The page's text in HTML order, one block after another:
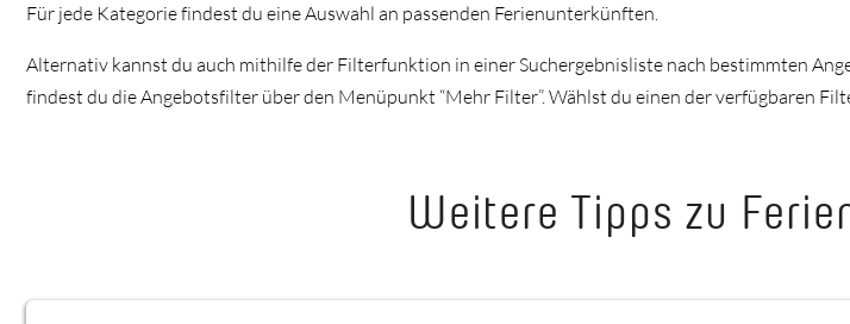
Für jede Kategorie findest du eine Auswahl an passenden Ferienunterkünften.
Alternativ kannst du auch mithilfe der Filterfunktion in einer Suchergebnisliste nach bestimmten
findest du die Angebotsfilter über den Menüpunkt “Mehr Filter”. Wählst du einen der verfügbaren
Weitere Tipps zu